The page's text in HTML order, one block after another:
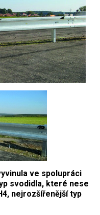
ve spolupráci
svodidla, které nese
nejrozšířenější typ